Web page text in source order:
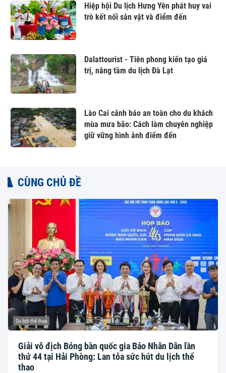
Hiệp hội Du lịch Hưng Yên phát huy vai
trò kết nối sản vật và điểm đến
Dalattourist - Tiên phong kiến tạo giá
trị, nâng tầm du lịch Đà Lạt
Lào Cai cảnh báo an toàn cho du khách
mùa mưa bão: Cách làm chuyên nghiệp
giữ vững hình ảnh điểm đến
CÙNG CHỦ ĐỀ
Du lịch thể thao
Giải vô địch Bóng bàn quốc gia Báo Nhân Dân lần
thứ 44 tại Hải Phòng: Lan tỏa sức hút du lịch thể
thao